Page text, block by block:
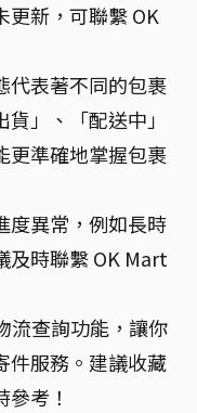
更新，可聯繫 OK
代表著不同的包裹
」、「配送中」
更準確地掌握包裹
度異常，例如長時
及時聯繫 OK Mart
流查詢功能，讓你
件服務。建議收藏
考！